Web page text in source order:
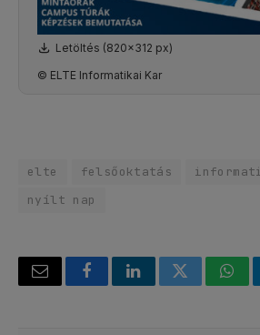
Letöltés (820x312 px)
© ELTE Informatikai Kar
elte felsőoktatás
nyílt nap
Email FacebookLinkedInTwitter